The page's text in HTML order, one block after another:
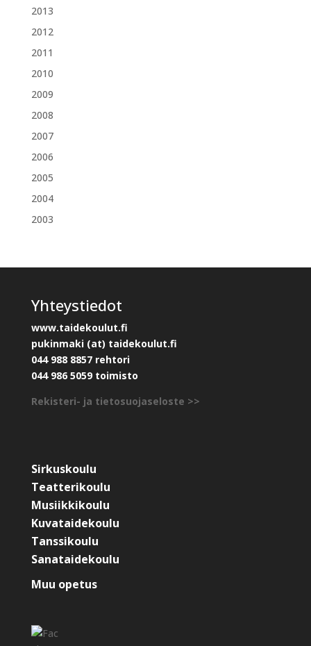
2013
2012
2011
2010
2009
2008
2007
2006
2005
2004
2003
Yhteystiedot
www.taidekoulut.fi
pukinmaki (at) taidekoulut.fi
044 988 8857 rehtori
044 986 5059 toimisto
Rekisteri- ja tietosuojaseloste >>
Sirkuskoulu
Teatterikoulu
Musiikkikoulu
Kuvataidekoulu
Tanssikoulu
Sanataidekoulu
Muu opetus